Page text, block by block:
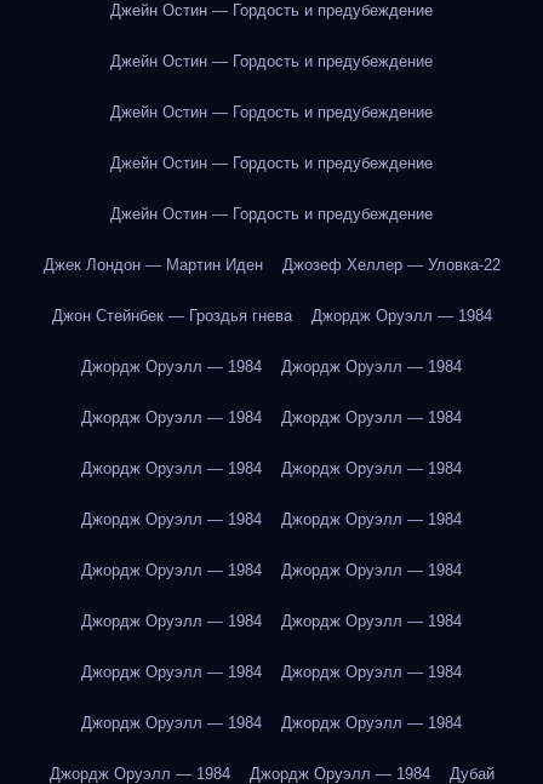
Джейн Остин — Гордость и предубеждение
Джейн Остин — Гордость и предубеждение
Джейн Остин — Гордость и предубеждение
Джейн Остин — Гордость и предубеждение
Джейн Остин — Гордость и предубеждение
Джек Лондон — Мартин Иден Джозеф Хеллер — Уловка-22
Джон Стейнбек — Гроздья гнева Джордж Оруэлл — 1984
Джордж Оруэлл — 1984 Джордж Оруэлл — 1984
Джордж Оруэлл — 1984 Джордж Оруэлл — 1984
Джордж Оруэлл — 1984 Джордж Оруэлл — 1984
Джордж Оруэлл — 1984 Джордж Оруэлл — 1984
Джордж Оруэлл — 1984 Джордж Оруэлл — 1984
Джордж Оруэлл — 1984 Джордж Оруэлл — 1984
Джордж Оруэлл — 1984 Джордж Оруэлл — 1984
Джордж Оруэлл — 1984 Джордж Оруэлл — 1984
Джордж Оруэлл — 1984 Джордж Оруэлл — 1984 Дубай